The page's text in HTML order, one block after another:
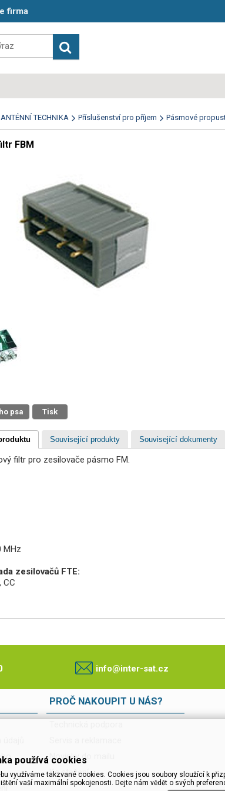
firma
ANTÉNNÍ TECHNIKA Příslušenství pro příjem Pásmové
FBM
psa Tisk
Související produkty Související dokumenty
filtr pro zesilovače pásmo FM.
MHz
zesilovačů FTE:
CC
info@inter-sat.cz
PROČ NAKOUPIT U NÁS?
Novinky do mailu
Ke stažení
používá cookies
využíváme takzvané cookies. Cookies jsou soubory sloužící k
vaší maximální spokojenosti. Dejte nám vědět o svých